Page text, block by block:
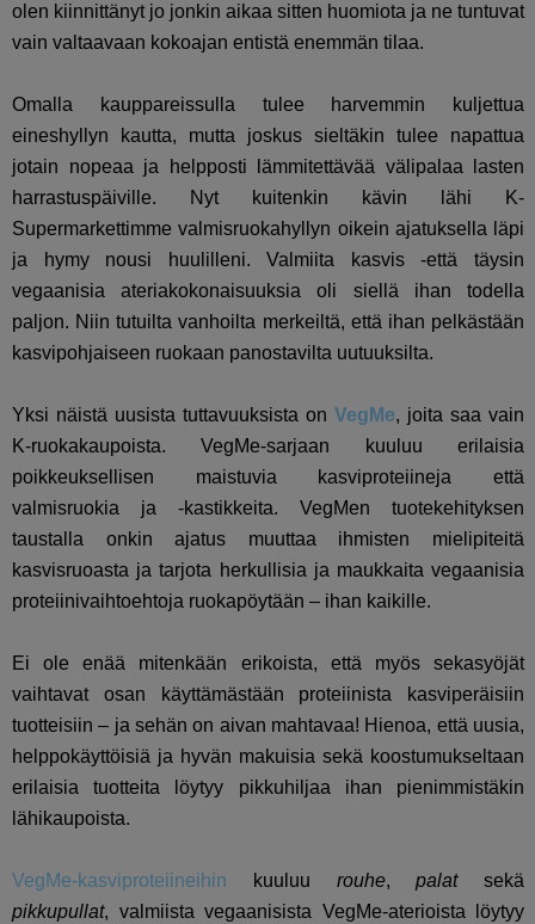
olen kiinnittänyt jo jonkin aikaa sitten huomiota ja ne tuntuvat
vain valtaavaan kokoajan entistä enemmän tilaa.
Omalla kauppareissulla tulee harvemmin kuljettua
eineshyllyn kautta, mutta joskus sieltäkin tulee napattua
jotain nopeaa ja helpposti lämmitettävää välipalaa lasten
harrastuspäiville. Nyt kuitenkin kävin lähi K-
Supermarkettimme valmisruokahyllyn oikein ajatuksella läpi
ja hymy nousi huulilleni. Valmiita kasvis -että täysin
vegaanisia ateriakokonaisuuksia oli siellä ihan todella
paljon. Niin tutuilta vanhoilta merkeiltä, että ihan pelkästään
kasvipohjaiseen ruokaan panostavilta uutuuksilta.
Yksi näistä uusista tuttavuuksista onVegMe, joita saa vain
K-ruokakaupoista. VegMe-sarjaan kuuluu erilaisia
poikkeuksellisen maistuvia kasviproteiineja että
valmisruokia ja -kastikkeita. VegMen tuotekehityksen
taustalla onkin ajatus muuttaa ihmisten mielipiteitä
kasvisruoasta ja tarjota herkullisia ja maukkaita vegaanisia
proteiinivaihtoehtoja ruokapöytään – ihan kaikille.
Ei ole enää mitenkään erikoista, että myös sekasyöjät
vaihtavat osan käyttämästään proteiinista kasviperäisiin
tuotteisiin – ja sehän on aivan mahtavaa! Hienoa, että uusia,
helppokäyttöisiä ja hyvän makuisia sekä koostumukseltaan
erilaisia tuotteita löytyy pikkuhiljaa ihan pienimmistäkin
lähikaupoista.
VegMe-kasviproteiineihin kuuluu rouhe,palatsekä
pikkupullat, valmiista vegaanisista VegMe-aterioista löytyy